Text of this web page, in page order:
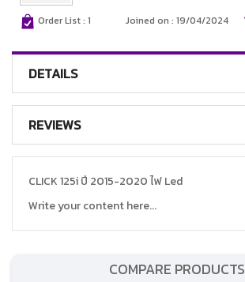
Order List : 1 Joined on : 19/04/2024
DETAILS
REVIEWS
CLICK 125i ปี 2015-2020 ไฟ Led
Write your content here...
COMPARE PRODUCTS